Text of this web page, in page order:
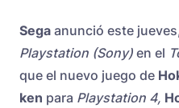
Sega anunció este
Playstation (Sony) en el
que el nuevo juego de
ken para Playstation 4,